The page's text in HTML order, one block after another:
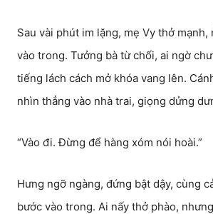
Sau vài phút im lặng, mẹ Vy thở
vào trong. Tưởng bà từ chối, ai ngờ
tiếng lách cách mở khóa vang lên.
nhìn thẳng vào nhà trai, giọng dửng
“Vào đi. Đừng để hàng xóm nói hoài.”
Hưng ngỡ ngàng, đứng bật dậy, cùng
bước vào trong. Ai nấy thở phào,